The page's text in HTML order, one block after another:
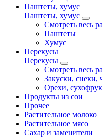
Паштеты, хумус
Паштеты, хумус
Смотреть весь
Паштеты
Хумус
Перекусы
Перекусы
Смотреть весь
Закуски, снеки,
Орехи,
Продукты из сои
Прочее
Растительное молоко
Растительное мясо
Сахар и заменители